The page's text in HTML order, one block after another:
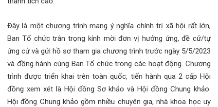
Đây là một chương trình mang ý nghĩa chính trị xã hội rất lớn,
Ban Tổ chức trân trọng kính mời đơn vị hưởng ứng, đề cử/tự
ứng cử và gửi hồ sơ tham gia chương trình trước ngày 5/5/2023
và đồng hành cùng Ban Tổ chức trong các hoạt động. Chương
trình được triển khai trên toàn quốc, tiến hành qua 2 cấp Hội
đồng xem xét là Hội đồng Sơ khảo và Hội đồng Chung khảo.
Hội đồng Chung khảo gồm nhiều chuyên gia, nhà khoa học uy